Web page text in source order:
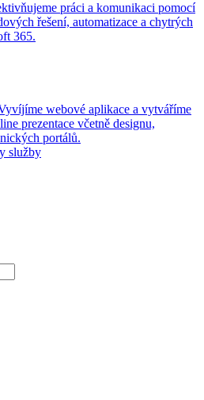
práci a komunikaci pomocí
řešení, automatizace a chytrých
365.
webové aplikace a vytváříme
prezentace včetně designu,
portálů.
služby